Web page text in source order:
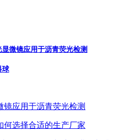
微镜应用于沥青荧光检测
球
镜应用于沥青荧光检测
何选择合适的生产厂家